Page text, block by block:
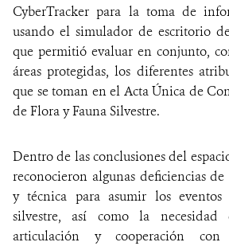
CyberTracker para la toma de
usando el simulador de escritorio
que permitió evaluar en conjunto,
áreas protegidas, los diferentes
que se toman en el Acta Única de
de Flora y Fauna Silvestre.
Dentro de las conclusiones del
reconocieron algunas deficiencias
y técnica para asumir los
silvestre, así como la
articulación y cooperación con